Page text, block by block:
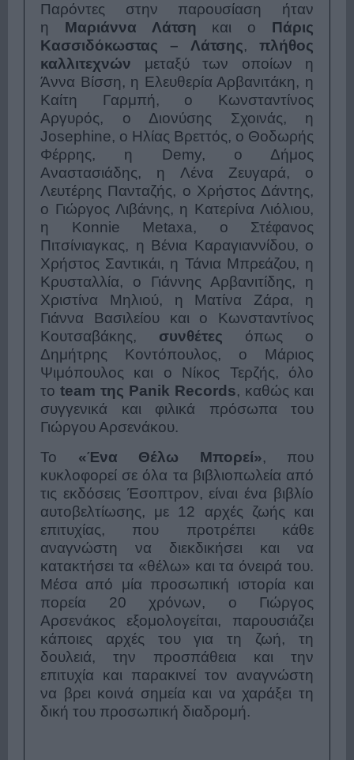
Παρόντες στην παρουσίαση ήταν
η Μαριάννα Λάτση και ο Πάρις
Κασσιδόκωστας – Λάτσης,πλήθος
καλλιτεχνών μεταξύ των οποίων η
Άννα Βίσση, η Ελευθερία Αρβανιτάκη, η
Καίτη Γαρμπή, ο Κωνσταντίνος
Αργυρός, ο Διονύσης Σχοινάς, η
Josephine, ο Ηλίας Βρεττός, ο Θοδωρής
Φέρρης, η Demy, ο Δήμος
Αναστασιάδης, η Λένα Ζευγαρά, ο
Λευτέρης Πανταζής, ο Χρήστος Δάντης,
ο Γιώργος Λιβάνης, η Κατερίνα Λιόλιου,
η Konnie Metaxa, ο Στέφανος
Πιτσίνιαγκας, η Βένια Καραγιαννίδου, ο
Χρήστος Σαντικάι, η Τάνια Μπρεάζου, η
Κρυσταλλία, ο Γιάννης Αρβανιτίδης, η
Χριστίνα Μηλιού, η Ματίνα Ζάρα, η
Γιάννα Βασιλείου και ο Κωνσταντίνος
Κουτσαβάκης, συνθέτες όπως ο
Δημήτρης Κοντόπουλος, ο Μάριος
Ψιμόπουλος και ο Νίκος Τερζής, όλο
το team της Panik Records, καθώς και
συγγενικά και φιλικά πρόσωπα του
Γιώργου Αρσενάκου.
Το «Ένα Θέλω Μπορεί», που
κυκλοφορεί σε όλα τα βιβλιοπωλεία από
τις εκδόσεις Έσοπτρον, είναι ένα βιβλίο
αυτοβελτίωσης, με 12 αρχές ζωής και
επιτυχίας, που προτρέπει κάθε
αναγνώστη να διεκδικήσει και να
κατακτήσει τα «θέλω» και τα όνειρά του.
Μέσα από μία προσωπική ιστορία και
πορεία 20 χρόνων, ο Γιώργος
Αρσενάκος εξομολογείται, παρουσιάζει
κάποιες αρχές του για τη ζωή, τη
δουλειά, την προσπάθεια και την
επιτυχία και παρακινεί τον αναγνώστη
να βρει κοινά σημεία και να χαράξει τη
δική του προσωπική διαδρομή.